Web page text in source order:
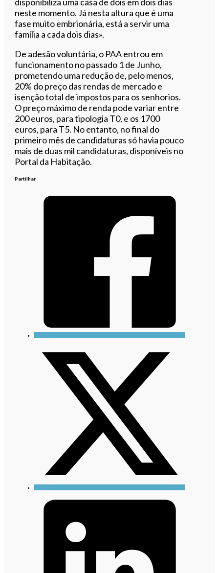
neste momento. Já nesta altura que é uma
fase muito embrionária, está a servir uma
família a cada dois dias».
De adesão voluntária, o PAA entrou em
funcionamento no passado 1 de Junho,
prometendo uma redução de, pelo menos,
20% do preço das rendas de mercado e
isenção total de impostos para os senhorios.
O preço máximo de renda pode variar entre
200 euros, para tipologia T0, e os 1700
euros, para T5. No entanto, no final do
primeiro mês de candidaturas só havia pouco
mais de duas mil candidaturas, disponíveis no
Portal da Habitação.
Partilhar